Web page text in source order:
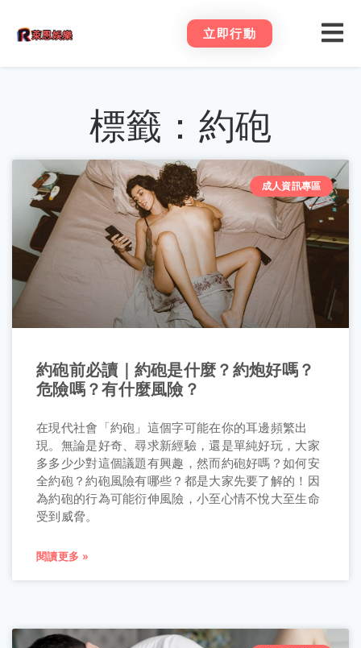
立即行動
標籤：約砲
成人資訊專區
約砲前必讀｜約砲是什麼？約炮好嗎？
危險嗎？有什麼風險？
在現代社會「約砲」這個字可能在你的耳邊頻繁出
現。無論是好奇、尋求新經驗，還是單純好玩，大家
多多少少對這個議題有興趣，然而約砲好嗎？如何安
全約砲？約砲風險有哪些？都是大家先要了解的！因
為約砲的行為可能衍伸風險，小至心情不悅大至生命
受到威脅。
閱讀更多 »